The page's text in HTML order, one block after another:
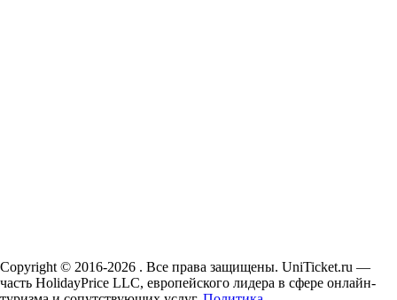
Copyright © 2016-2026 . Все права защищены. UniTicket.ru —
часть HolidayPrice LLC, европейского лидера в сфере онлайн-